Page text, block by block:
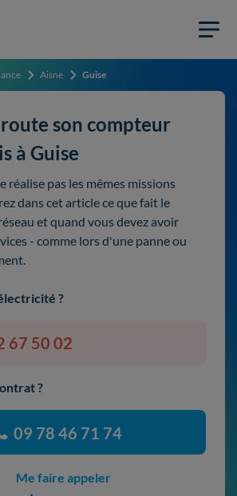
Aisne Guise
son compteur
à Guise
réalise pas les mêmes missions
dans cet article ce que fait le
et quand vous devez avoir
- comme lors d'une panne ou
?
67 50 02
?
09 78 46 71 74
Me faire appeler